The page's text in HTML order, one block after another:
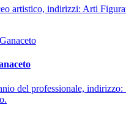
artistico, indirizzi: Arti
del professionale,